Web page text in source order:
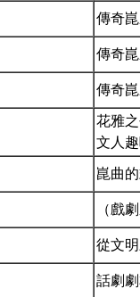
傳奇
傳奇
傳奇
花雅
文人
崑曲
（戲
從文
話劇